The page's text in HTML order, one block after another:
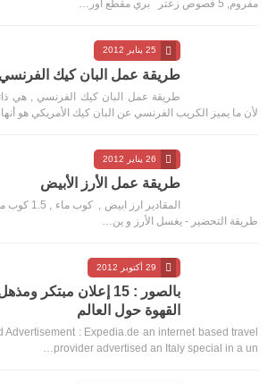
مفروم, 5 فصوص زعتر بري مقطع أور…
25 يناير 2012
طريقة عمل البان كيك الفرنسي
طريقة عمل البان كيك الفرنسي , هي
لأن ما يميز الكريب الفرنسي عن البان كيك الأمريكي هو
26 يناير 2012
طريقة عمل الأرز الأبيض
المقادير
طريقة التحضير - يغسل الأرز و ين…
29 أكتوبر 2012
بالصور : 15 إعلان
القهوة حول العالم
Advertisement : Expedia.de an internet based travel
provider advertised an Italy special in a un…